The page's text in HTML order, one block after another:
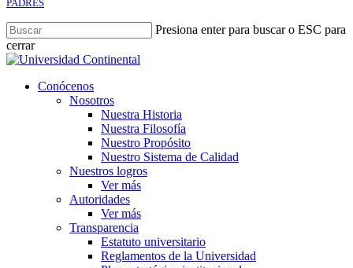
PADRES
Presiona enter para buscar o ESC para
cerrar
Close
search
Menu
Conócenos
Nosotros
Nuestra Historia
Nuestra Filosofía
Nuestro Propósito
Nuestro Sistema de Calidad
Nuestros logros
Ver más
Autoridades
Ver más
Transparencia
Estatuto universitario
Reglamentos de la Universidad